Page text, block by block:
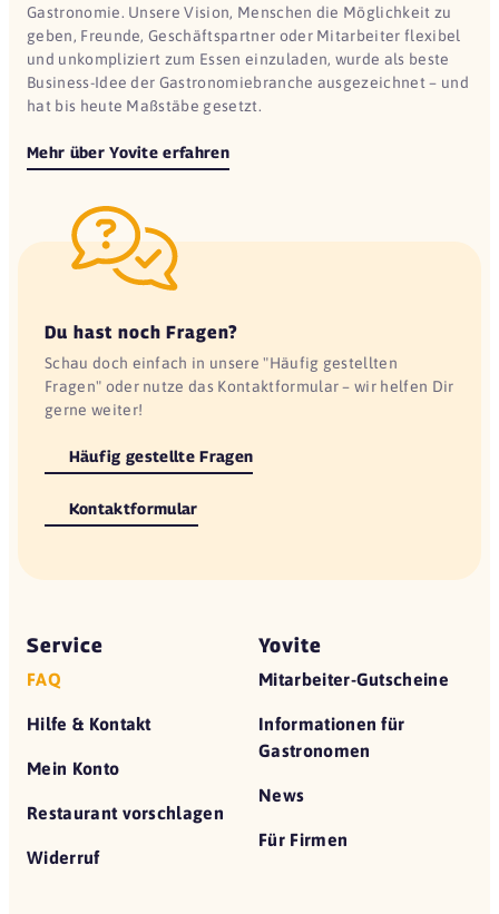
Gastronomie. Unsere Vision, Menschen die Möglichkeit zu
geben, Freunde, Geschäftspartner oder Mitarbeiter flexibel
und unkompliziert zum Essen einzuladen, wurde als beste
Business-Idee der Gastronomiebranche ausgezeichnet – und
hat bis heute Maßstäbe gesetzt.
Mehr über Yovite erfahren
Du hast noch Fragen?
Schau doch einfach in unsere "Häufig gestellten
Fragen" oder nutze das Kontaktformular – wir helfen Dir
gerne weiter!
Häufig gestellte Fragen
Kontaktformular
Service
FAQ
Hilfe & Kontakt
Mein Konto
Restaurant vorschlagen
Widerruf
Yovite
Mitarbeiter-Gutscheine
Informationen für
Gastronomen
News
Für Firmen